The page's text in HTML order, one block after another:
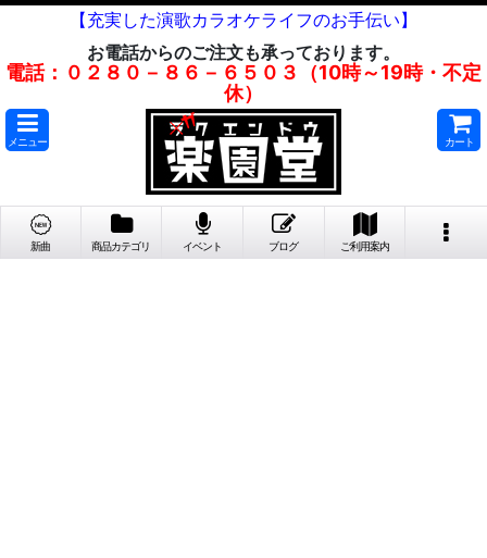
【充実した演歌カラオケライフのお手伝い】
お電話からのご注文も承っております。
電話：０２８０－８６－６５０３（10時～19時・不定
休）
メニュー カート
新曲 商品カテゴリ イベント ブログ ご利用案内